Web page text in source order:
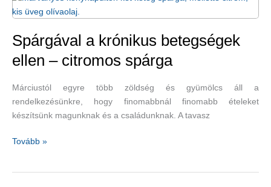
szezámolaj?
Spárgával a krónikus betegségek
ellen – citromos spárga
Márciustól egyre több zöldség és gyümölcs áll a
rendelkezésünkre, hogy finomabbnál finomabb ételeket
készítsünk magunknak és a családunknak. A tavasz
Spárgával
Tovább »